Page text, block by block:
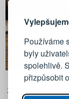
Používáme
byly
spolehlivě.
přizpůsobit
645 Kč
Dřevěná lopata na
ZASSENHAUS